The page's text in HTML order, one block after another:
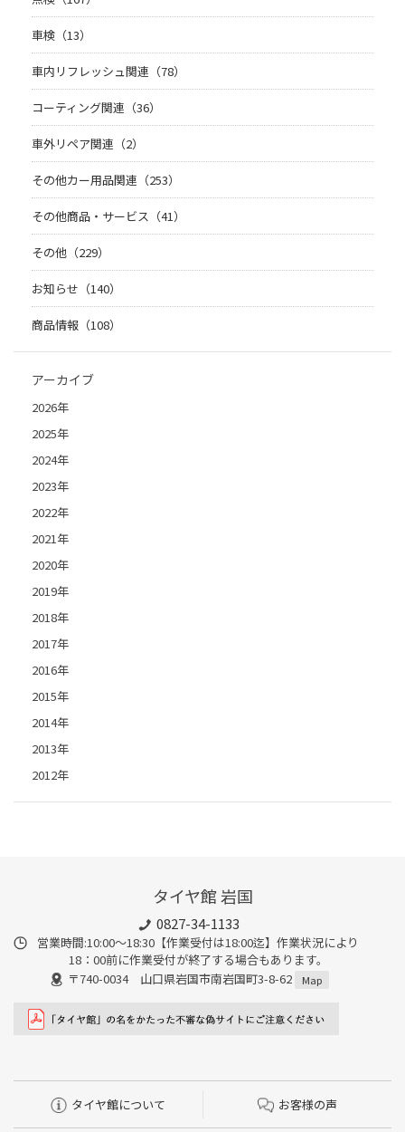
車検（13）
車内リフレッシュ関連（78）
コーティング関連（36）
車外リペア関連（2）
その他カー用品関連（253）
その他商品・サービス（41）
その他（229）
お知らせ（140）
商品情報（108）
アーカイブ
2026年
2025年
2024年
2023年
2022年
2021年
2020年
2019年
2018年
2017年
2016年
2015年
2014年
2013年
2012年
タイヤ館 岩国
0827-34-1133
営業時間:10:00〜18:30【作業受付は18:00迄】作業状況により
18：00前に作業受付が終了する場合もあります。
〒740-0034 山口県岩国市南岩国町3-8-62
Map
タイヤ館について お客様の声